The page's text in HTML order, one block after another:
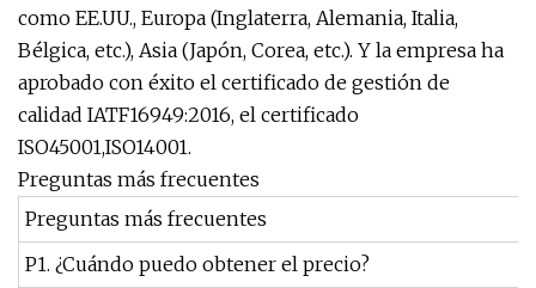
como EE.UU., Europa (Inglaterra, Alemania, Italia,
Bélgica, etc.), Asia (Japón, Corea, etc.). Y la empresa ha
aprobado con éxito el certificado de gestión de
calidad IATF16949:2016, el certificado
ISO45001,ISO14001.
Preguntas más frecuentes
Preguntas más frecuentes
P1. ¿Cuándo puedo obtener el precio?